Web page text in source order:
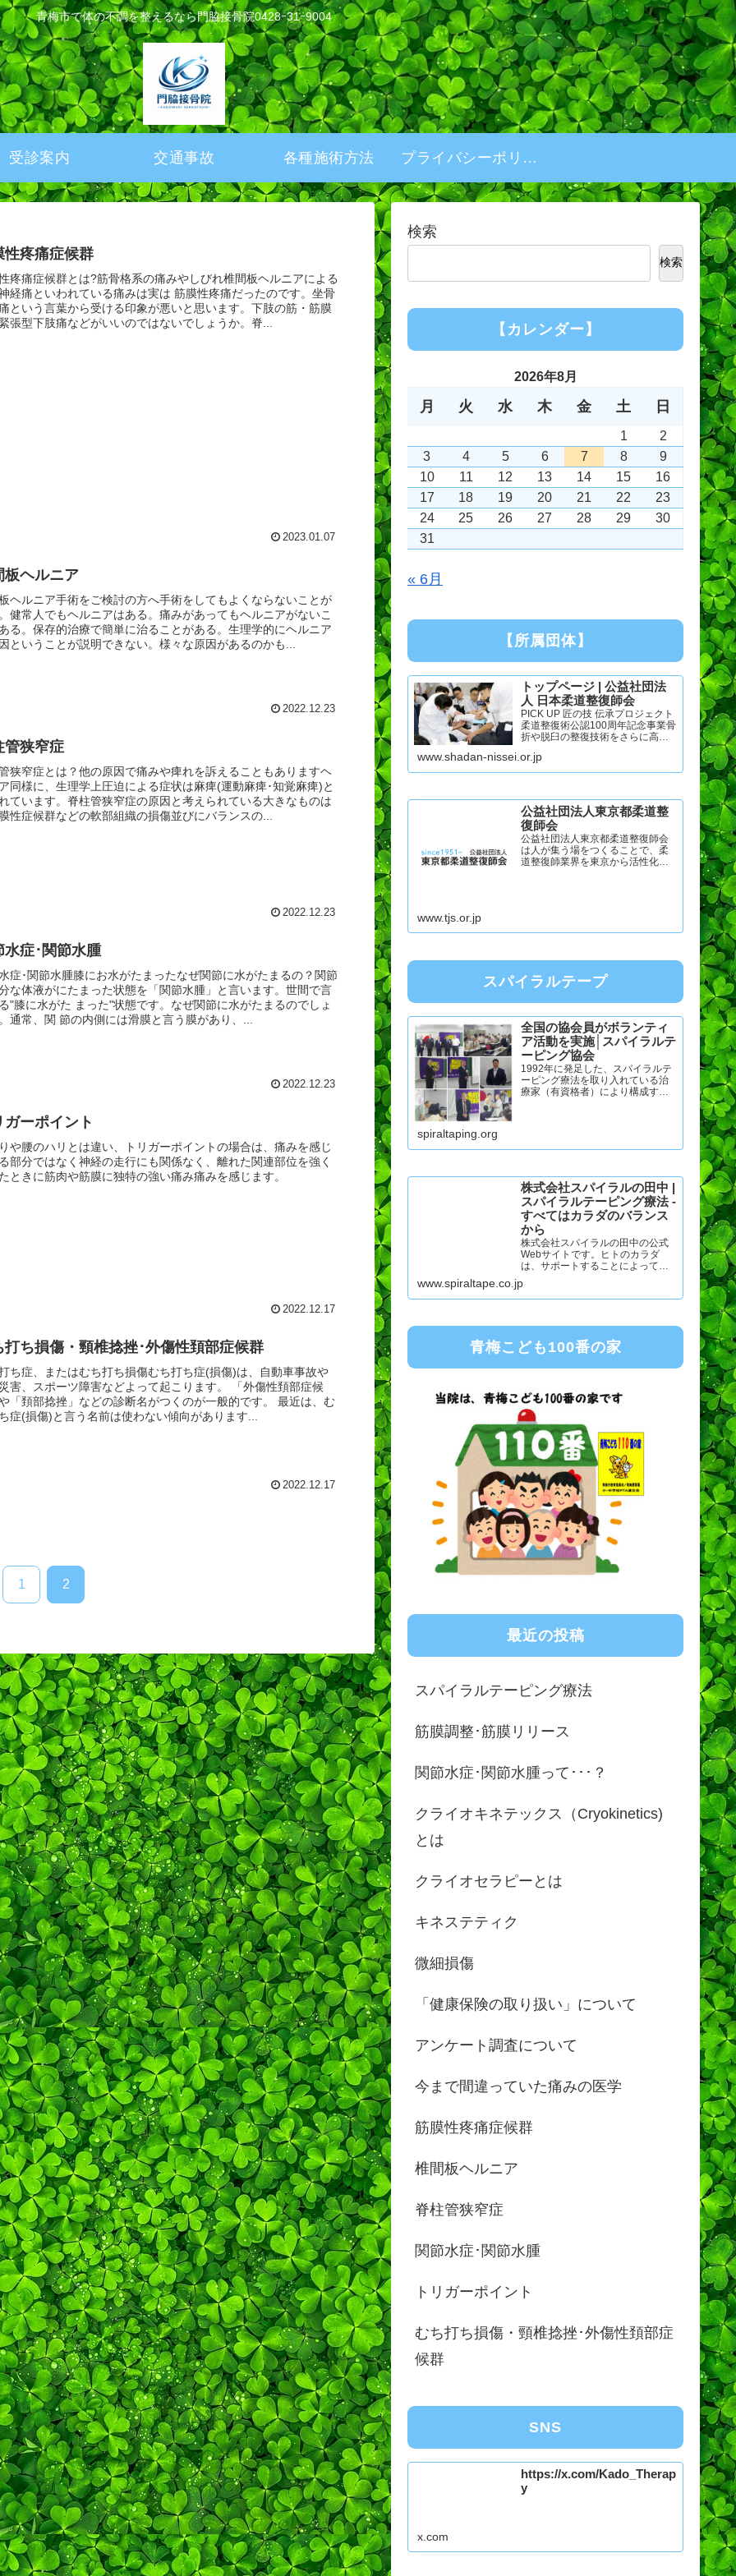
青梅市で体の不調を整えるなら門脇接骨院0428ｰ31ｰ9004
受診案内 交通事故 各種施術方法 プライバシーポリシー
性疼痛症候群
疼痛症候群とは?筋骨格系の痛みやしびれ椎間板ヘルニアによる
経痛といわれている痛みは実は 筋膜性疼痛だったのです。坐骨
という言葉から受ける印象が悪いと思います。下肢の筋・筋膜
張型下肢痛などがいいのではないでしょうか。脊...
2023.01.07
板ヘルニア
ヘルニア手術をご検討の方へ手術をしてもよくならないことが
健常人でもヘルニアはある。痛みがあってもヘルニアがないこ
る。保存的治療で簡単に治ることがある。生理学的にヘルニア
ということが説明できない。様々な原因があるのかも...
2022.12.23
管狭窄症
狭窄症とは？他の原因で痛みや痺れを訴えることもありますヘ
同様に、生理学上圧迫による症状は麻痺(運動麻痺･知覚麻痺)と
ています。脊柱管狭窄症の原因と考えられている大きなものは
性症候群などの軟部組織の損傷並びにバランスの...
2022.12.23
水症･関節水腫
症･関節水腫膝にお水がたまったなぜ関節に水がたまるの？関節
な体液がにたまった状態を「関節水腫」と言います。世間で言
"膝に水がた まった"状態です。なぜ関節に水がたまるのでしょ
通常、関 節の内側には滑膜と言う膜があり、...
2022.12.23
ガーポイント
や腰のハリとは違い、トリガーポイントの場合は、痛みを感じ
部分ではなく神経の走行にも関係なく、離れた関連部位を強く
ときに筋肉や筋膜に独特の強い痛み痛みを感じます。
2022.12.17
打ち損傷・頸椎捻挫･外傷性頚部症候群
ち症、またはむち打ち損傷むち打ち症(損傷)は、自動車事故や
害、スポーツ障害などよって起こります。 「外傷性頚部症候
「頚部捻挫」などの診断名がつくのが一般的です。 最近は、む
症(損傷)と言う名前は使わない傾向があります...
2022.12.17
1 2
検索
検索
【カレンダー】
2026年8月
月 火 水 木 金 土 日
1
2
3
4 5 6 7 8
9
10
11 12 13 14 15
16
17
18 19 20 21 22
23
24
25 26 27 28 29
30
31
« 6月
【所属団体】
トップページ | 公益社団法
人 日本柔道整復師会
PICK UP 匠の技 伝承プロジェクト
柔道整復術公認100周年記念事業骨
折や脱臼の整復技術をさらに高
目的としています。 柔道大会関連
当会主催の柔道大会について、こ
www.shadan-nissei.or.jp
公益社団法人東京都柔道整
復師会
公益社団法人東京都柔道整復師会
は人が集う場をつくることで、柔
道整復師業界を東京から活性化さ
www.tjs.or.jp
スパイラルテープ
全国の協会員がボランティ
ア活動を実施│スパイラルテ
ーピング協会
1992年に発足した、スパイラルテ
ーピング療法を取り入れている治
療家（有資格者）により構成する
spiraltaping.org
株式会社スパイラルの田中 |
スパイラルテーピング療法 -
すべてはカラダのバランス
から
株式会社スパイラルの田中の公式
Webサイトです。ヒトのカラダ
は、サポートすることによってモ
ちはスパイラルテープ療法を通し
ヒトのカラダにもっと身近で優し
ます。
www.spiraltape.co.jp
青梅こども100番の家
最近の投稿
スパイラルテーピング療法
筋膜調整･筋膜リリース
関節水症･関節水腫って･･･？
クライオキネテックス（Cryokinetics)
とは
クライオセラピーとは
キネステティク
微細損傷
「健康保険の取り扱い」について
アンケート調査について
今まで間違っていた痛みの医学
筋膜性疼痛症候群
椎間板ヘルニア
脊柱管狭窄症
関節水症･関節水腫
トリガーポイント
むち打ち損傷・頸椎捻挫･外傷性頚部症
候群
SNS
https://x.com/Kado_Therap
y
x.com